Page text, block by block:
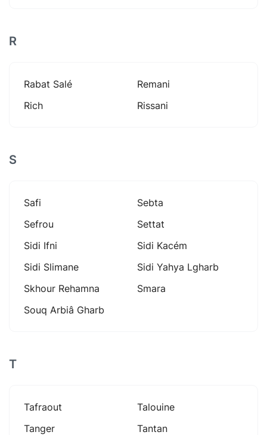
R
Rabat Salé
Remani
Rich
Rissani
S
Safi
Sebta
Sefrou
Settat
Sidi Ifni
Sidi Kacém
Sidi Slimane
Sidi Yahya Lgharb
Skhour Rehamna
Smara
Souq Arbiâ Gharb
T
Tafraout
Talouine
Tanger
Tantan